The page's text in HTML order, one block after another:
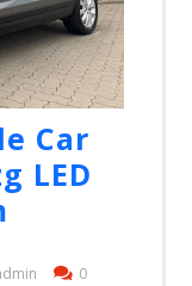
Car
LED
0